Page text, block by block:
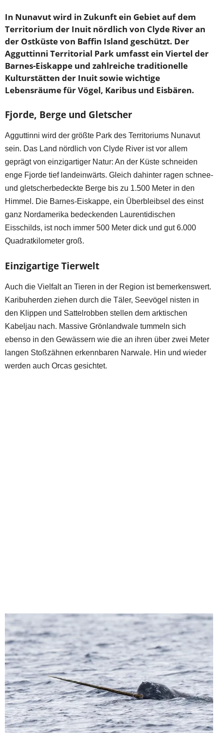
In Nunavut wird in Zukunft ein Gebiet auf dem
Territorium der Inuit nördlich von Clyde River an
der Ostküste von Baffin Island geschützt. Der
Agguttinni Territorial Park umfasst ein Viertel der
Barnes-Eiskappe und zahlreiche traditionelle
Kulturstätten der Inuit sowie wichtige
Lebensräume für Vögel, Karibus und Eisbären.
Fjorde, Berge und Gletscher
Agguttinni wird der größte Park des Territoriums Nunavut
sein. Das Land nördlich von Clyde River ist vor allem
geprägt von einzigartiger Natur: An der Küste schneiden
enge Fjorde tief landeinwärts. Gleich dahinter ragen schnee-
und gletscherbedeckte Berge bis zu 1.500 Meter in den
Himmel. Die Barnes-Eiskappe, ein Überbleibsel des einst
ganz Nordamerika bedeckenden Laurentidischen
Eisschilds, ist noch immer 500 Meter dick und gut 6.000
Quadratkilometer groß.
Einzigartige Tierwelt
Auch die Vielfalt an Tieren in der Region ist bemerkenswert.
Karibuherden ziehen durch die Täler, Seevögel nisten in
den Klippen und Sattelrobben stellen dem arktischen
Kabeljau nach. Massive Grönlandwale tummeln sich
ebenso in den Gewässern wie die an ihren über zwei Meter
langen Stoßzähnen erkennbaren Narwale. Hin und wieder
werden auch Orcas gesichtet.